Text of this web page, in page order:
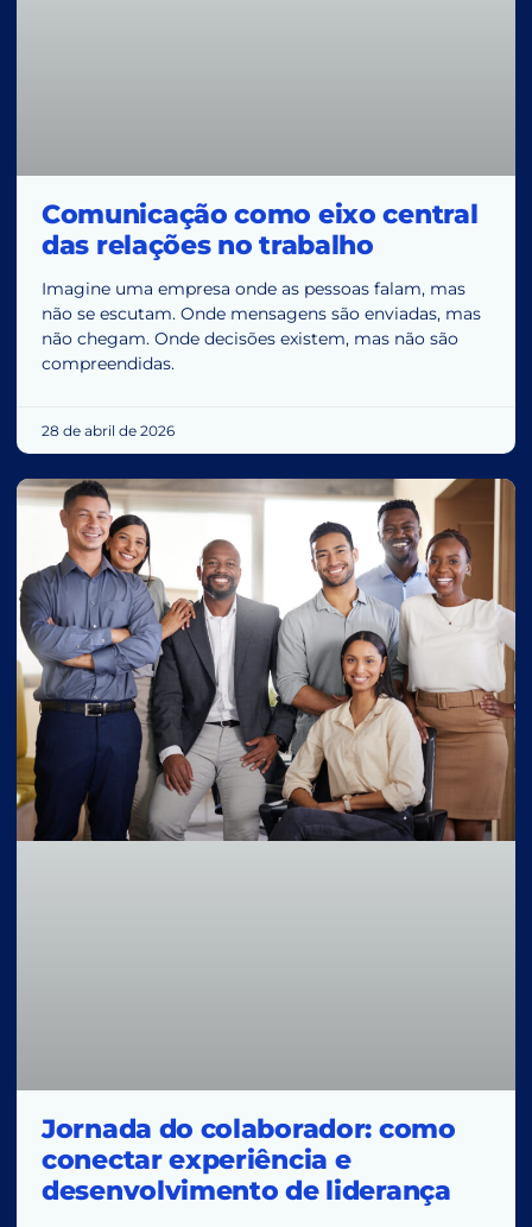
Comunicação como eixo central
das relações no trabalho
Imagine uma empresa onde as pessoas falam, mas
não se escutam. Onde mensagens são enviadas, mas
não chegam. Onde decisões existem, mas não são
compreendidas.
28 de abril de 2026
Jornada do colaborador: como
conectar experiência e
desenvolvimento de liderança